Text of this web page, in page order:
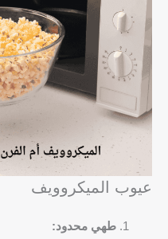
عيوب الميكروويف
طهي محدود: